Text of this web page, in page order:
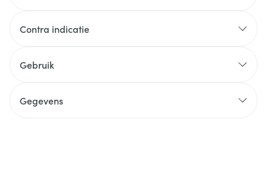
Contra indicatie
Gebruik
Gegevens